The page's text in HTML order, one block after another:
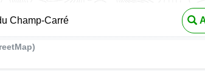
Champ-Carré